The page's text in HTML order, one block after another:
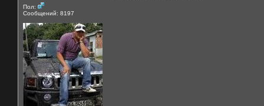
Пол:
Сообщений: 8197